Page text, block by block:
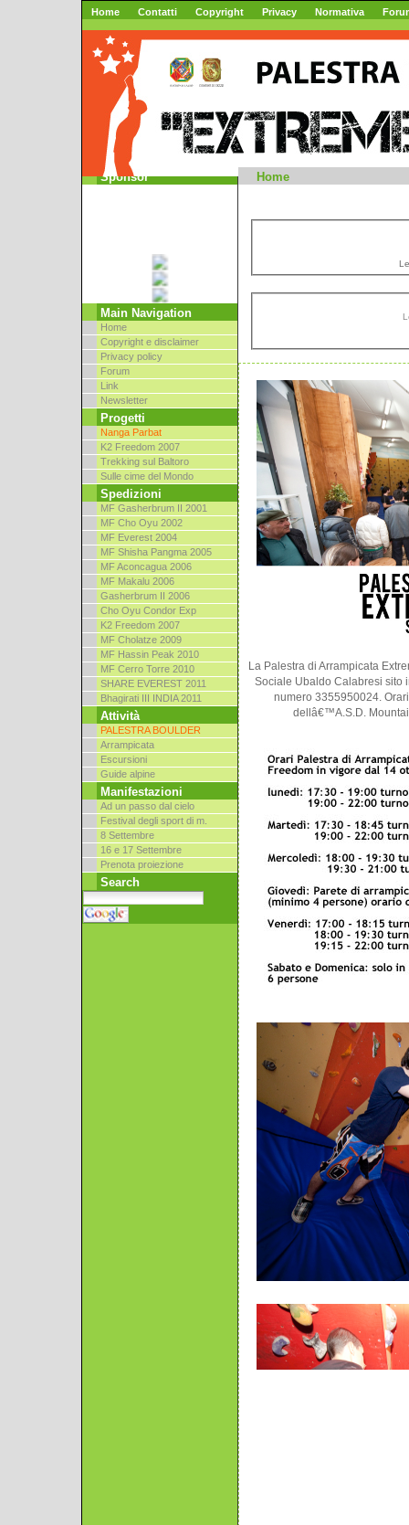
Home Contatti Copyright Privacy Normativa
Sponsor
Main Navigation
Home
Copyright e disclaimer
Privacy policy
Forum
Link
Newsletter
Progetti
Nanga Parbat
K2 Freedom 2007
Trekking sul Baltoro
Sulle cime del Mondo
Spedizioni
MF Gasherbrum II 2001
MF Cho Oyu 2002
MF Everest 2004
MF Shisha Pangma 2005
MF Aconcagua 2006
MF Makalu 2006
Gasherbrum II 2006
Cho Oyu Condor Exp
K2 Freedom 2007
MF Cholatze 2009
MF Hassin Peak 2010
MF Cerro Torre 2010
SHARE EVEREST 2011
Bhagirati III INDIA 2011
Attività
PALESTRA BOULDER
Arrampicata
Escursioni
Guide alpine
Manifestazioni
Ad un passo dal cielo
Festival degli sport di m.
8 Settembre
16 e 17 Settembre
Prenota proiezione
Search
Home
La Palestra di Arrampicata
Sociale Ubaldo Calabresi sito
numero 3355950024.
dellâ€™A.S.D.